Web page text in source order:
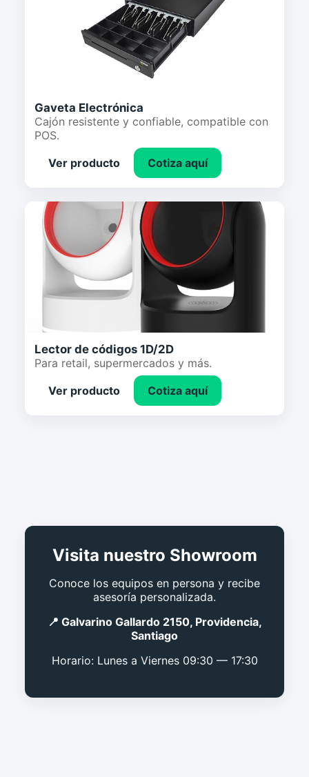
Gaveta Electrónica
Cajón resistente y confiable, compatible con
POS.
Ver producto
Cotiza aquí
Lector de códigos 1D/2D
Para retail, supermercados y más.
Ver producto
Cotiza aquí
Visita nuestro Showroom
Conoce los equipos en persona y recibe
asesoría personalizada.
📍 Galvarino Gallardo 2150, Providencia,
Santiago
Horario: Lunes a Viernes 09:30 — 17:30